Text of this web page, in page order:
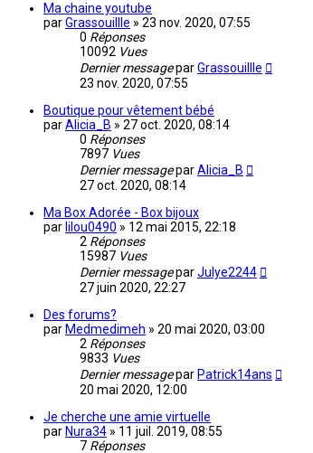
Ma chaine youtube
parGrassouillle » 23 nov. 2020, 07:55
0 Réponses
10092 Vues
Dernier messageparGrassouillle
23 nov. 2020, 07:55
Boutique pour vêtement bébé
parAlicia_B » 27 oct. 2020, 08:14
0 Réponses
7897 Vues
Dernier messageparAlicia_B
27 oct. 2020, 08:14
Ma Box Adorée - Box bijoux
par lilou0490 » 12 mai 2015, 22:18
2 Réponses
15987 Vues
Dernier messageparJulye2244
27 juin 2020, 22:27
Des forums?
par Medmedimeh » 20 mai 2020, 03:00
2 Réponses
9833 Vues
Dernier messagepar Patrick14ans
20 mai 2020, 12:00
Je cherche une amie virtuelle
par Nura34 » 11 juil. 2019, 08:55
7 Réponses